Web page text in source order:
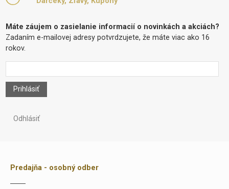
Máte záujem o zasielanie informacií o novinkách a akciách?
Zadaním e-mailovej adresy potvrdzujete, že máte viac ako 16
rokov.
Prihlásiť
Odhlásiť
Predajňa - osobný odber